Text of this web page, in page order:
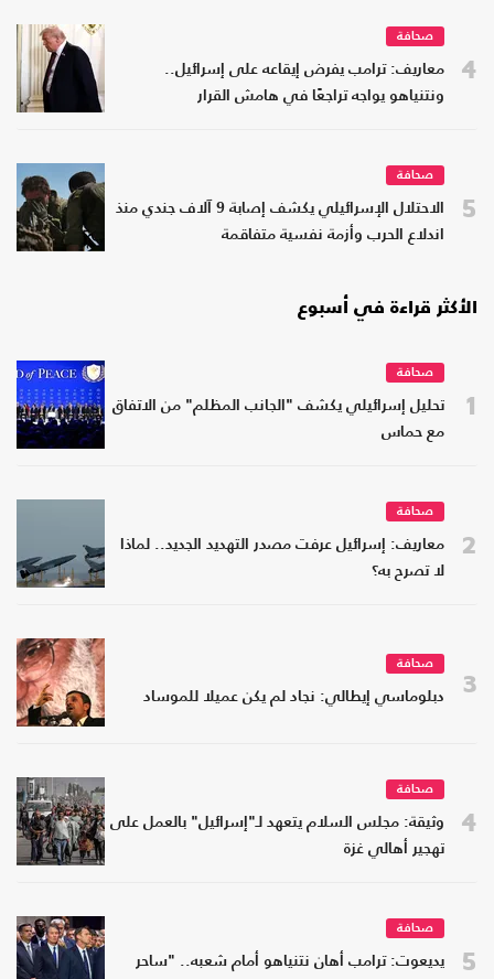
4
صحافة
معاريف: ترامب يفرض إيقاعه على إسرائيل..
ونتنياهو يواجه تراجعًا في هامش القرار
5
صحافة
الاحتلال الإسرائيلي يكشف إصابة 9 آلاف جندي منذ
اندلاع الحرب وأزمة نفسية متفاقمة
الأكثر قراءة في أسبوع
1
صحافة
تحليل إسرائيلي يكشف "الجانب المظلم" من الاتفاق
مع حماس
2
صحافة
معاريف: إسرائيل عرفت مصدر التهديد الجديد.. لماذا
لا تصرح به؟
3
صحافة
دبلوماسي إيطالي: نجاد لم يكن عميلا للموساد
4
صحافة
وثيقة: مجلس السلام يتعهد لـ"إسرائيل" بالعمل على
تهجير أهالي غزة
5
صحافة
يديعوت: ترامب أهان نتنياهو أمام شعبه.. "ساحر